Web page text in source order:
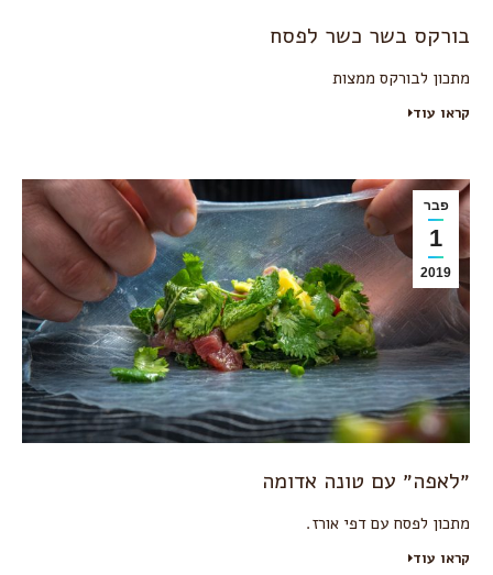
בורקס בשר כשר לפסח
מתכון לבורקס ממצות
קראו עוד
פבר
1
2019
״לאפה״ עם טונה אדומה
מתכון לפסח עם דפי אורז.
קראו עוד